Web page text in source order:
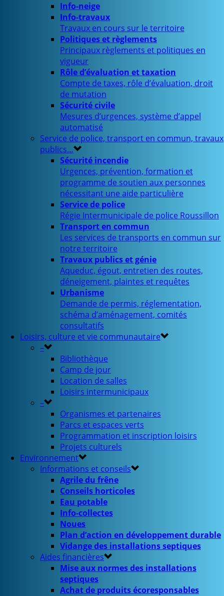
Info-neige
Info-travaux
Travaux en cours sur le territoire
Politiques et règlements
Principaux règlements et politiques en
vigueur
Rôle d’évaluation et taxation
Compte de taxes, rôle d’évaluation, droit
de mutation
Sécurité civile
Mesures d’urgences, système d’appel
automatisé
Service de police, transport en commun, travaux
publics…
Sécurité incendie
Urgences, prévention, formation et
programme de soutien aux personnes
nécessitant une aide particulière
Service de police
Régie Intermunicipale de police Roussillon
Transport en commun
Les services de transports en commun sur
notre territoire
Travaux publics et génie
Aqueduc, égout, entretien des routes,
déneigement, plaintes et requêtes
Urbanisme
Demande de permis, réglementation,
schéma d’aménagement, comités
consultatifs
Loisirs, culture et vie communautaire
–
Bibliothèque
Camp de jour
Location de salles
Loisirs intermunicipaux
–
Organismes et partenaires
Parcs et espaces verts
Programmation et inscription loisirs
Projets culturels
Environnement
Informations et conseils
Agrile du frêne
Conseils horticoles
Eau potable
Info-collectes
Noues
Plan d’action en développement durable
Vidange des installations septiques
Aides financières
Mise aux normes des installations
septiques
Achat de produits écoresponsables